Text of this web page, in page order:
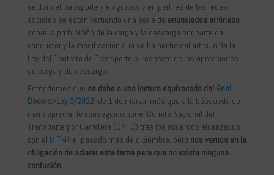
sector del transporte y en grupos y en perfiles de las redes
sociales se están vertiendo una serie de enunciados erróneos
sobre la prohibición de la carga y la descarga por parte del
conductor y la modificación que se ha hecho del artículo de la
Ley del Contrato de Transporte al respecto de las operaciones
de carga y de descarga.
Entendemos que se debe a una lectura equivocada del Real
Decreto-Ley 3/2022, de 1 de marzo, más que a la búsqueda de
menospreciar lo conseguido por el Comité Nacional del
Transporte por Carretera (CNTC) tras los acuerdos alcanzados
con el MITMA el pasado mes de diciembre, pero nos vemos en la
obligación de aclarar este tema para que no exista ninguna
confusión.